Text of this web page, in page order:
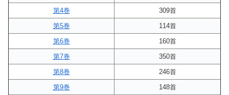
第4巻
309首
第5巻
114首
第6巻
160首
第7巻
350首
第8巻
246首
第9巻
148首